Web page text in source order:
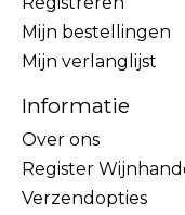
Mijn bestellingen
Mijn verlanglijst
Informatie
Over ons
Register
Verzendopties